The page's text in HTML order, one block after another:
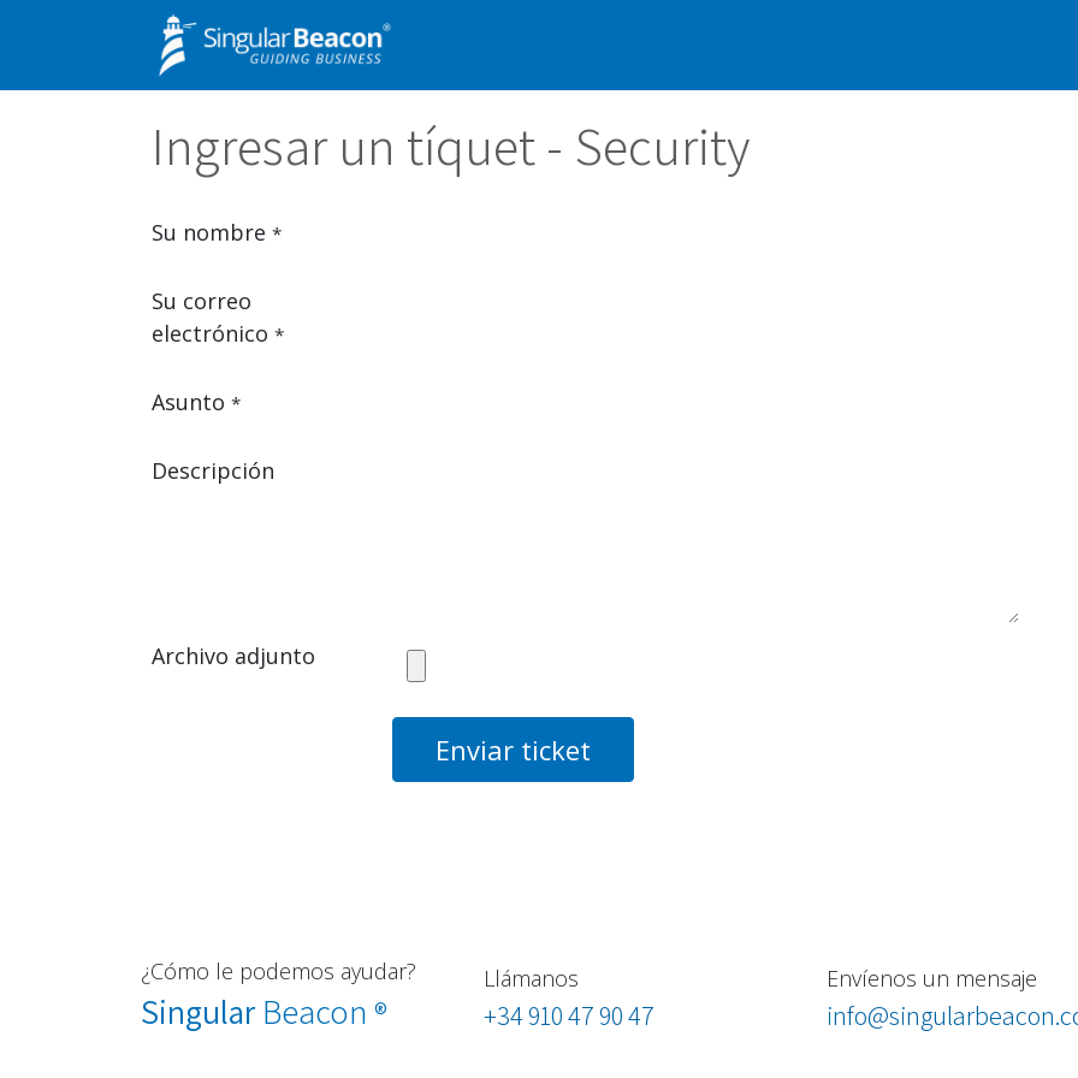
Ingresar un tíquet - Security
Su nombre *
Su correo
electrónico *
Asunto *
Descripción
Archivo adjunto
Enviar ticket
¿Cómo le podemos ayudar?
Singular Beacon ®
Llámanos
+34 910 47 90 47
Envíenos un mensaje